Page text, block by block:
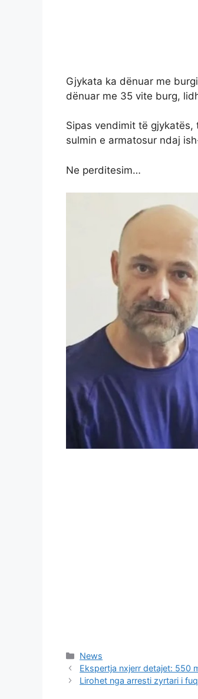
Gjykata ka dënuar me
dënuar me 35 vite burg,
Sipas vendimit të
sulmin e armatosur ndaj
Ne perditesim…
Categories
News
Ekspertja nxjerr detajet: 550
Lirohet nga arresti zyrtari i